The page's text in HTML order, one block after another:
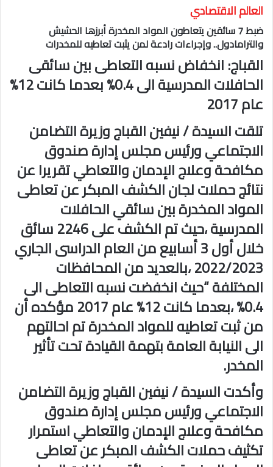
العالم الاقتصادي
ضبط 7 سائقين يتعاطون المواد المخدرة أبرزها الحشيش
والترامادول.. وإجراءات رادعة لمن يثبت تعاطيه للمخدرات
القباج: انخفاض نسبه التعاطى بين سائقى
الحافلات المدرسية الى 0.4% بعدما كانت 12%
عام 2017
تلقت السيدة / نيفين القباج وزيرة التضامن
الاجتماعي ورئيس مجلس إدارة صندوق
مكافحة وعلاج الإدمان والتعاطي تقريرا عن
نتائج حملات لجان الكشف المبكر عن تعاطى
المواد المخدرة بين سائقي الحافلات
المدرسية ،حيث تم الكشف على 2246 سائق
خلال أول 3 أسابيع من العام الدراسى الجاري
2022/2023 ،بالعديد من المحافظات
المختلفة “حيث انخفضت نسبه التعاطى الى
0.4% ،بعدما كانت 12% عام 2017 مؤكده أن
من ثبت تعاطيه للمواد المخدرة تم احالتهم
الى النيابة العامة بتهمة القيادة تحت تأثير
المخدر.
وأكدت السيدة / نيفين القباج وزيرة التضامن
الاجتماعي ورئيس مجلس إدارة صندوق
مكافحة وعلاج الإدمان والتعاطي استمرار
تكثيف حملات الكشف المبكر عن تعاطى